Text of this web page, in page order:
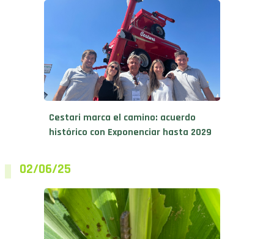
Cestari marca el camino: acuerdo
histórico con Exponenciar hasta 2029
02/06/25